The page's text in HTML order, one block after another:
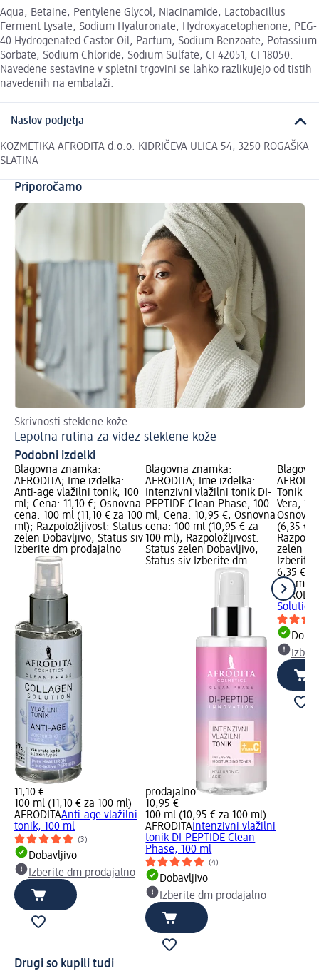
Aqua, Betaine, Pentylene Glycol, Niacinamide, Lactobacillus
Ferment Lysate, Sodium Hyaluronate, Hydroxyacetophenone, PEG-
40 Hydrogenated Castor Oil, Parfum, Sodium Benzoate, Potassium
Sorbate, Sodium Chloride, Sodium Sulfate, CI 42051, CI 18050.
Navedene sestavine v spletni trgovini se lahko razlikujejo od tistih
navedenih na embalaži.
Naslov podjetja
KOZMETIKA AFRODITA d.o.o. KIDRIČEVA ULICA 54, 3250 ROGAŠKA
SLATINA
Priporočamo
Skrivnosti steklene kože
Lepotna rutina za videz steklene kože
Podobni izdelki
Blagovna znamka:
AFRODITA; Ime izdelka:
Anti-age vlažilni tonik, 100
ml; Cena: 11,10 €; Osnovna
cena: 100 ml (11,10 € za 100
ml); Razpoložljivost: Status
zelen Dobavljivo, Status siv
Izberite dm prodajalno
11,10 €
100 ml (11,10 € za 100 ml)
AFRODITAAnti-age vlažilni
tonik, 100 ml
(3)
Dobavljivo
Izberite dm prodajalno
Blagovna znamka:
AFRODITA; Ime izdelka:
Intenzivni vlažilni tonik DI-
PEPTIDE Clean Phase, 100
ml; Cena: 10,95 €; Osnovna
cena: 100 ml (10,95 € za
100 ml); Razpoložljivost:
Status zelen Dobavljivo,
Status siv Izberite dm
prodajalno
10,95 €
100 ml (10,95 € za 100 ml)
AFRODITA Intenzivni vlažilni
tonik DI-PEPTIDE Clean
Phase, 100 ml
(4)
Dobavljivo
Izberite dm prodajalno
Tonik
Vera,
(6,35 €
zelen
Izberite
6,35 €
100 ml
Solution
Drugi so kupili tudi